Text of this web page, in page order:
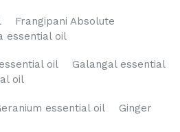
Frangipani Absolute
essential oil
oil Galangal essential
oil
essential oil Ginger